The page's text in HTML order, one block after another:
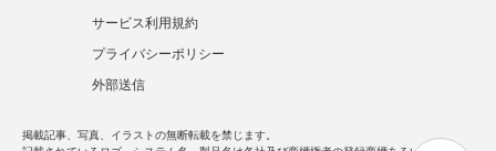
サービス利用規約
プライバシーポリシー
外部送信
掲載記事、写真、イラストの無断転載を禁じます。